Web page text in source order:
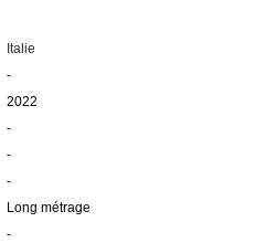
Italie
-
2022
-
-
-
Long métrage
-